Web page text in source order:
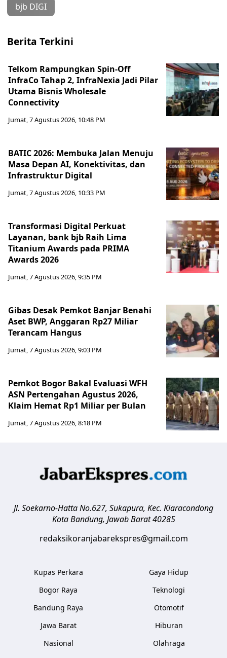
bjb DIGI
Berita Terkini
Telkom Rampungkan Spin-Off
InfraCo Tahap 2, InfraNexia Jadi Pilar
Utama Bisnis Wholesale
Connectivity
Jumat, 7 Agustus 2026, 10:48 PM
BATIC 2026: Membuka Jalan Menuju
Masa Depan AI, Konektivitas, dan
Infrastruktur Digital
Jumat, 7 Agustus 2026, 10:33 PM
Transformasi Digital Perkuat
Layanan, bank bjb Raih Lima
Titanium Awards pada PRIMA
Awards 2026
Jumat, 7 Agustus 2026, 9:35 PM
Gibas Desak Pemkot Banjar Benahi
Aset BWP, Anggaran Rp27 Miliar
Terancam Hangus
Jumat, 7 Agustus 2026, 9:03 PM
Pemkot Bogor Bakal Evaluasi WFH
ASN Pertengahan Agustus 2026,
Klaim Hemat Rp1 Miliar per Bulan
Jumat, 7 Agustus 2026, 8:18 PM
Jl. Soekarno-Hatta No.627, Sukapura, Kec. Kiaracondong
Kota Bandung, Jawab Barat 40285
redaksikoranjabarekspres@gmail.com
Kupas Perkara
Bogor Raya
Bandung Raya
Jawa Barat
Nasional
Gaya Hidup
Teknologi
Otomotif
Hiburan
Olahraga